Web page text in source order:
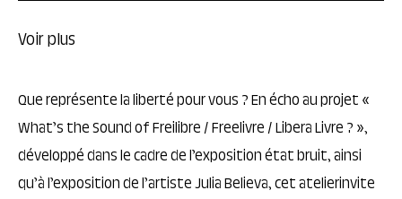
Voir plus
Que représente la liberté pour vous ? En écho au projet «
What’s the Sound of Freilibre / Freelivre / Libera Livre ? »,
développé dans le cadre de l’exposition état bruit, ainsi
qu’à l’exposition de l’artiste Julia Believa, cet atelierinvite